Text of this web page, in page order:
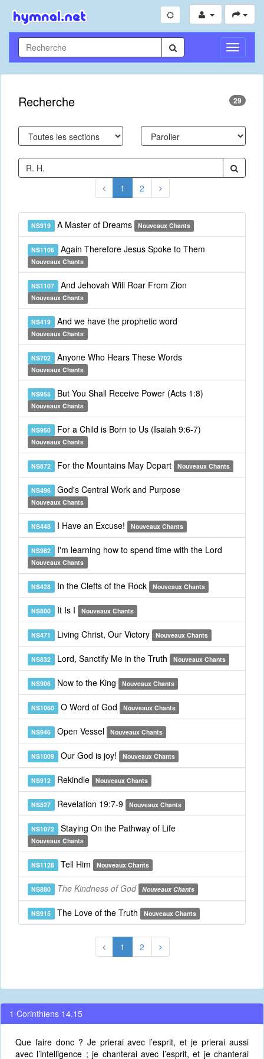
Toggle
Recherche 29
1 2
NS919 A Master of Dreams Nouveaux Chants
NS1106 Again Therefore Jesus Spoke to Them
Nouveaux Chants
NS1107 And Jehovah Will Roar From Zion
Nouveaux Chants
NS419 And we have the prophetic word
Nouveaux Chants
NS702 Anyone Who Hears These Words
Nouveaux Chants
NS955 But You Shall Receive Power (Acts 1:8)
Nouveaux Chants
NS950 For a Child is Born to Us (Isaiah 9:6-7)
Nouveaux Chants
NS872 For the Mountains May Depart Nouveaux Chants
NS496 God's Central Work and Purpose
Nouveaux Chants
NS448 I Have an Excuse! Nouveaux Chants
NS982 I'm learning how to spend time with the Lord
Nouveaux Chants
NS428 In the Clefts of the Rock Nouveaux Chants
NS800 It Is I Nouveaux Chants
NS471 Living Christ, Our Victory Nouveaux Chants
NS832 Lord, Sanctify Me in the Truth Nouveaux Chants
NS906 Now to the King Nouveaux Chants
NS1060 O Word of God Nouveaux Chants
NS946 Open Vessel Nouveaux Chants
NS1009 Our God is joy! Nouveaux Chants
NS912 Rekindle Nouveaux Chants
NS527 Revelation 19:7-9 Nouveaux Chants
NS1072 Staying On the Pathway of Life
Nouveaux Chants
NS1128 Tell Him Nouveaux Chants
NS880 The Kindness of God Nouveaux Chants
NS915 The Love of the Truth Nouveaux Chants
1 2
1 Corinthiens 14.15
Que faire donc ? Je prierai avec l’esprit, et je prierai aussi
avec l’intelligence ; je chanterai avec l’esprit, et je chanterai